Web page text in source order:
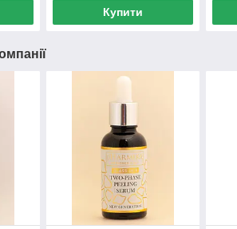
Купити